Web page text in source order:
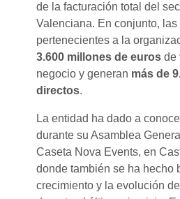
de la facturación total del
Valenciana. En conjunto,
pertenecientes a la
3.600 millones de euros de
negocio y generan más de
directos.
La entidad ha dado a
durante su Asamblea
Caseta Nova Events, en
donde también se ha hecho
crecimiento y la evolución